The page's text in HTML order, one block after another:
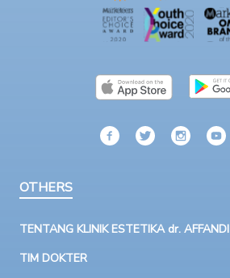
OTHERS
TENTANG KLINIK ESTETIKA dr. AFFANDI
TIM DOKTER